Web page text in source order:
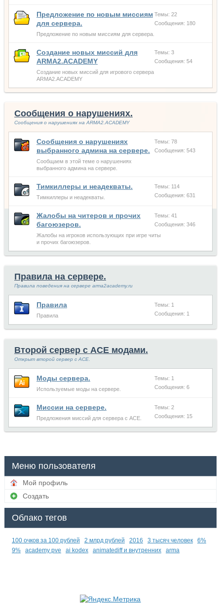
Предложение по новым миссиям
для сервера.
Предложение по новым миссиям для сервера.
Темы: 22
Сообщения: 180
Создание новых миссий для
ARMA2.ACADEMY
Создание новых миссий для игрового сервера
ARMA2.ACADEMY
Темы: 3
Сообщения: 54
Сообщения о нарушениях.
Сообщения о нарушениях на ARMA2.ACADEMY
Сообщения о нарушениях
выбранного админа на сервере.
Сообщаем в этой теме о нарушениях
выбранного админа на сервере.
Темы: 78
Сообщения: 543
Тимкиллеры и неадекваты.
Тимкиллеры и неадекваты.
Темы: 114
Сообщения: 631
Жалобы на читеров и прочих
багоюзеров.
Жалобы на игроков использующих при игре читы
и прочих багоюзеров.
Темы: 41
Сообщения: 346
Правила на сервере.
Правила поведения на сервере arma2academy.ru
Правила
Правила
Темы: 1
Сообщения: 1
Второй сервер с ACE модами.
Открыт второй сервер с ACE.
Моды сервера.
Используемые моды на сервере.
Темы: 1
Сообщения: 6
Миссии на сервере.
Предложения миссий для сервера с ACE.
Темы: 2
Сообщения: 15
Меню пользователя
Мой профиль
Создать
Облако тегов
100 очков за 100 рублей 2 млрд рублей 2016 3 тысяч человек
6%
9%
academy pve ai kodex animatediff и внутренних arma